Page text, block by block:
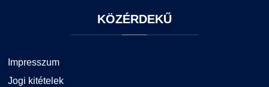
KÖZÉRDEKŰ
Impresszum
Jogi kitételek